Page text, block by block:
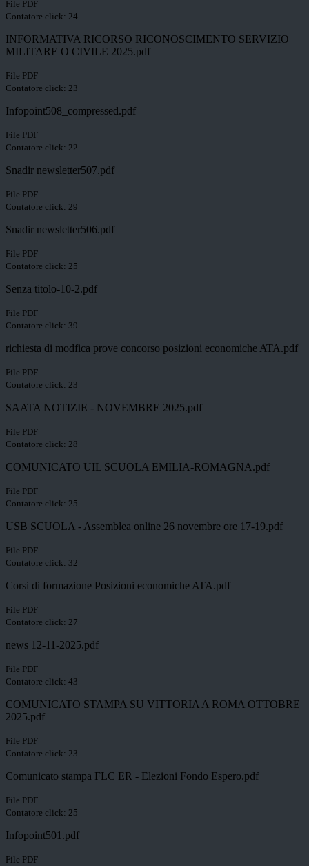
File PDF
Contatore click: 24
INFORMATIVA RICORSO RICONOSCIMENTO SERVIZIO
MILITARE O CIVILE 2025.pdf
File PDF
Contatore click: 23
Infopoint508_compressed.pdf
File PDF
Contatore click: 22
Snadir newsletter507.pdf
File PDF
Contatore click: 29
Snadir newsletter506.pdf
File PDF
Contatore click: 25
Senza titolo-10-2.pdf
File PDF
Contatore click: 39
richiesta di modfica prove concorso posizioni economiche ATA.pdf
File PDF
Contatore click: 23
SAATA NOTIZIE - NOVEMBRE 2025.pdf
File PDF
Contatore click: 28
COMUNICATO UIL SCUOLA EMILIA-ROMAGNA.pdf
File PDF
Contatore click: 25
USB SCUOLA - Assemblea online 26 novembre ore 17-19.pdf
File PDF
Contatore click: 32
Corsi di formazione Posizioni economiche ATA.pdf
File PDF
Contatore click: 27
news 12-11-2025.pdf
File PDF
Contatore click: 43
COMUNICATO STAMPA SU VITTORIA A ROMA OTTOBRE
2025.pdf
File PDF
Contatore click: 23
Comunicato stampa FLC ER - Elezioni Fondo Espero.pdf
File PDF
Contatore click: 25
Infopoint501.pdf
File PDF